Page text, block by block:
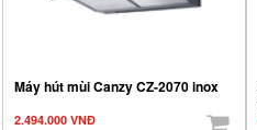
Máy hút mùi Canzy CZ-2070 inox
2.494.000 VNĐ